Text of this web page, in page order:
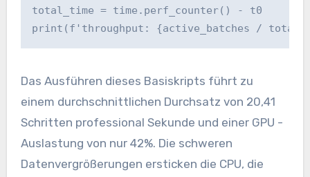
total_time = time.perf_counter() - t0
print(f'throughput: {active_batches /
Das Ausführen dieses Basiskripts führt zu
einem durchschnittlichen Durchsatz von 20,41
Schritten professional Sekunde und einer GPU -
Auslastung von nur 42%. Die schweren
Datenvergrößerungen ersticken die CPU, die